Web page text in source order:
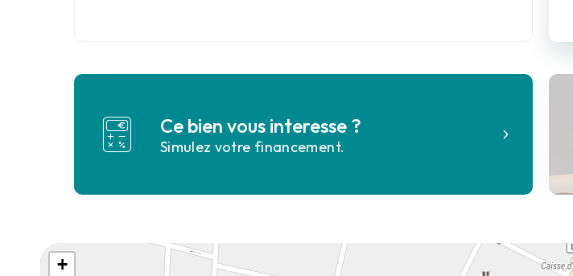
Ce bien vous interesse ?
Simulez votre financement.
+